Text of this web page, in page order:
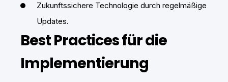
Zukunftssichere Technologie durch regelmäßige
Updates.
Best Practices für die
Implementierung